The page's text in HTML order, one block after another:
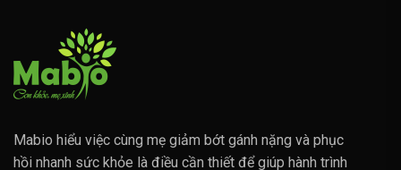
Mabio hiểu việc cùng mẹ giảm bớt gánh nặng và phục
hồi nhanh sức khỏe là điều cần thiết để giúp hành trình